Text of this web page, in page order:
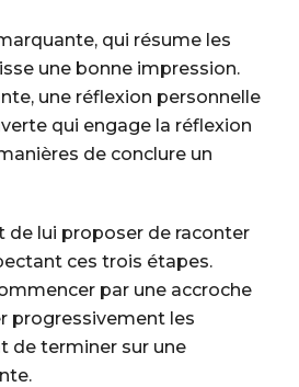
qui résume les
une bonne impression.
une réflexion personnelle
qui engage la réflexion
de conclure un
de lui proposer de raconter
ces trois étapes.
par une accroche
progressivement les
de terminer sur une